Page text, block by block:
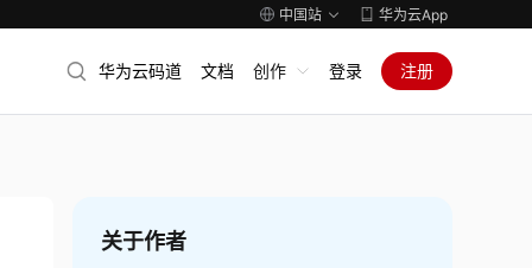
中国站 华为云App
华为云码道 文档 创作 登录 注册
关于作者